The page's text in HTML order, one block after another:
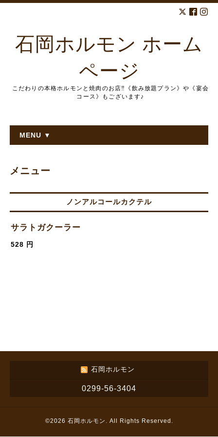
石岡ホルモン ホーム
ページ
こだわりの本格ホルモンと焼肉のお店‼︎《飲み放題プラン》や《宴会
コース》もございます♪
MENU ▼
メニュー
ノンアルコールカクテル
サラトガクーラー
528 円
石岡ホルモン
0299-56-3404
©2026 石岡ホルモン . All Rights Reserved.